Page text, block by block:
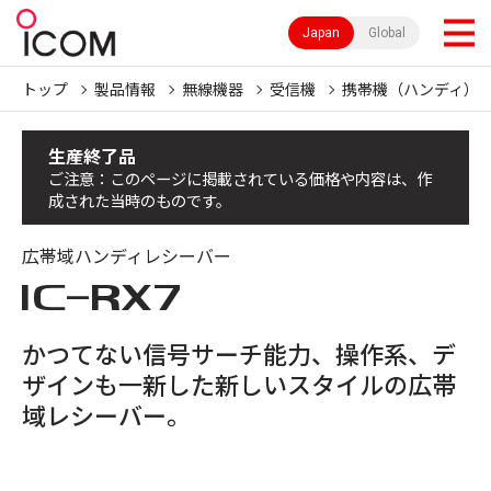
Japan Global
トップ 製品情報 無線機器 受信機 携帯機（ハンディ）
生産終了品
ご注意：このページに掲載されている価格や内容は、作
成された当時のものです。
広帯域ハンディレシーバー
IC-RX7
かつてない信号サーチ能力、操作系、デ
ザインも一新した新しいスタイルの広帯
域レシーバー。